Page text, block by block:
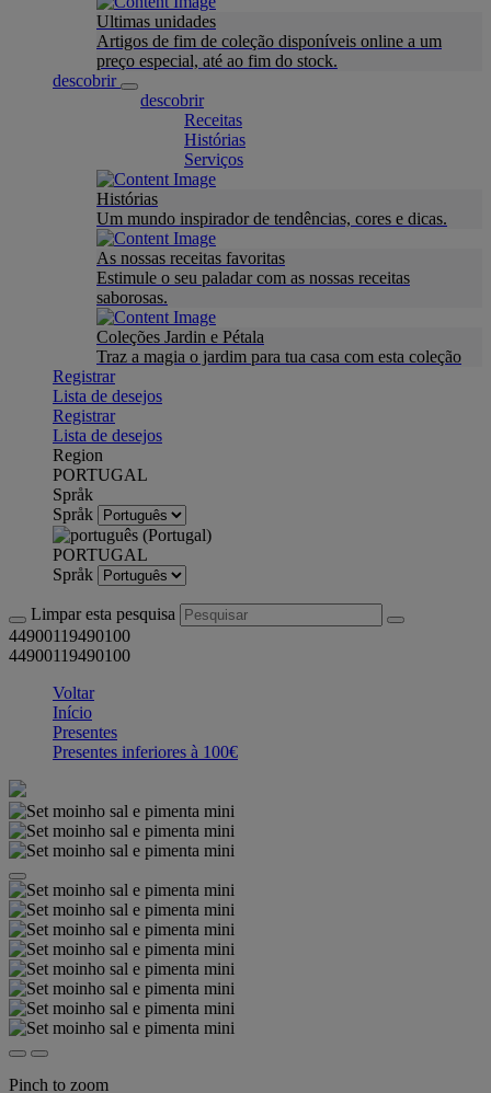
Ultimas unidades
Artigos de fim de coleção disponíveis online a um
preço especial, até ao fim do stock.
descobrir
descobrir
Receitas
Histórias
Serviços
Histórias
Um mundo inspirador de tendências, cores e dicas.
As nossas receitas favoritas
Estimule o seu paladar com as nossas receitas
saborosas.
Coleções Jardin e Pétala
Traz a magia o jardim para tua casa com esta coleção
Registrar
Lista de desejos
Registrar
Lista de desejos
Region
PORTUGAL
Språk
Språk
PORTUGAL
Språk
Limpar esta pesquisa
44900119490100
44900119490100
Voltar
Início
Presentes
Presentes inferiores à 100€
Pinch to zoom